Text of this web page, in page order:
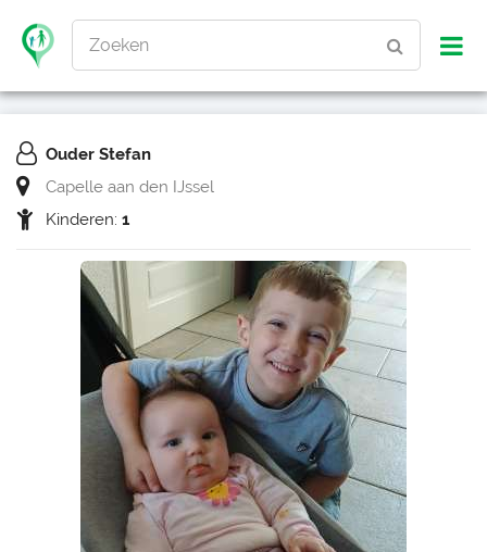
Zoeken
Ouder Stefan
Capelle aan den IJssel
Kinderen: 1